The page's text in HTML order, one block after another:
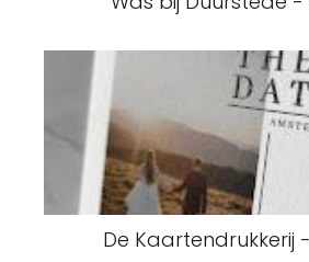
De Kaartendrukkerij